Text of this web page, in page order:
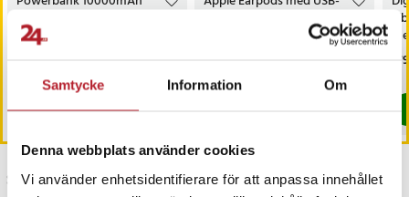
Samtycke Information Om
Denna webbplats använder cookies
Vi använder enhetsidentifierare för att anpassa innehållet
med magnetisk laddning,
USB-C och trådlös
Kommer i lager 2026-08-14
Köp
C MYQY3ZM/A - Vit
Sista exemplaret
Senast besökta